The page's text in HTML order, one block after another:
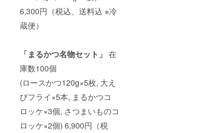
6,300円（税込、送料込 ※冷
蔵便）
「まるかつ名物セット」 在
庫数100個
(ロースかつ120g×5枚, 大え
びフライ×5本, まるかつコ
ロッケ×3個, さつまいものコ
ロッケ×2個) 6,900円（税